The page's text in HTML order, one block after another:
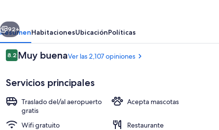
Los
Angeles
Airport
Siguiente
92+
ResumenHabitacionesUbicaciónPolíticas
Opiniones
8.28.2 de 10,
Muy buenaVer las 2,107 opiniones
Servicios principales
Traslado del/al aeropuerto
gratis
Acepta mascotas
Wifi gratuito
Restaurante